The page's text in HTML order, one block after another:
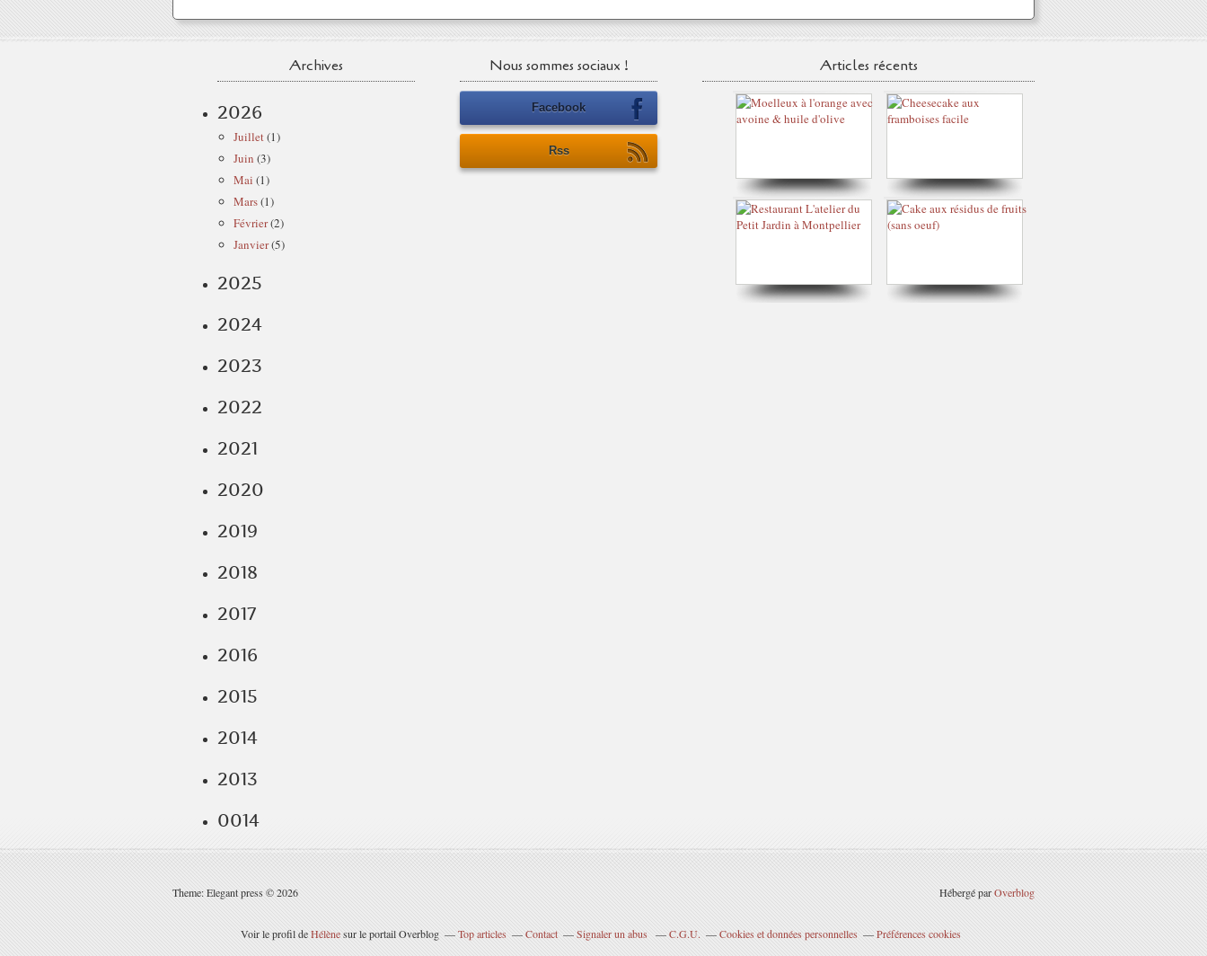
Archives
2026
Juillet(1)
Juin (3)
Mai (1)
Mars(1)
Février(2)
Janvier(5)
2025
2024
2023
2022
2021
2020
2019
2018
2017
2016
2015
2014
2013
0014
Nous sommes sociaux !
Facebook
Rss
Articles récents
Theme: Elegant press © 2026 Hébergé parOverblog
Voir le profil deHélènesur le portail Overblog Top articles Contact Signaler un abus C.G.U. Cookies et données personnelles Préférences cookies